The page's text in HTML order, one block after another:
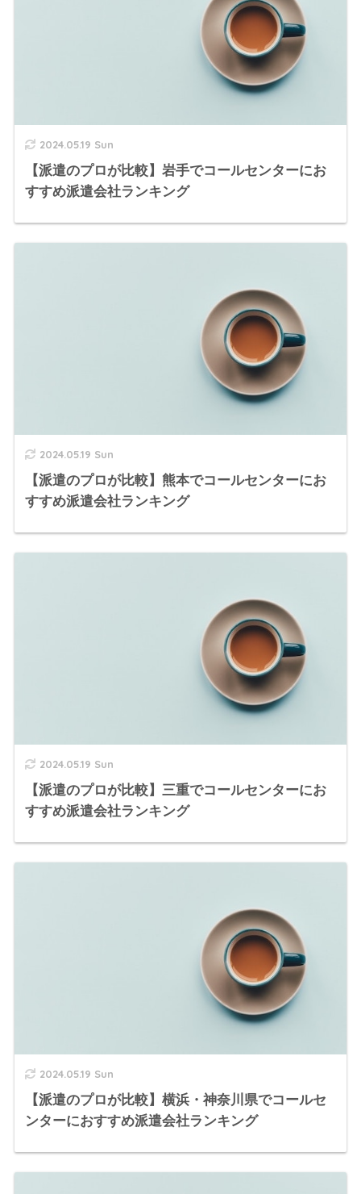
2024.05.19 Sun
【派遣のプロが比較】岩手でコールセンターにお
すすめ派遣会社ランキング
2024.05.19 Sun
【派遣のプロが比較】熊本でコールセンターにお
すすめ派遣会社ランキング
2024.05.19 Sun
【派遣のプロが比較】三重でコールセンターにお
すすめ派遣会社ランキング
2024.05.19 Sun
【派遣のプロが比較】横浜・神奈川県でコールセ
ンターにおすすめ派遣会社ランキング